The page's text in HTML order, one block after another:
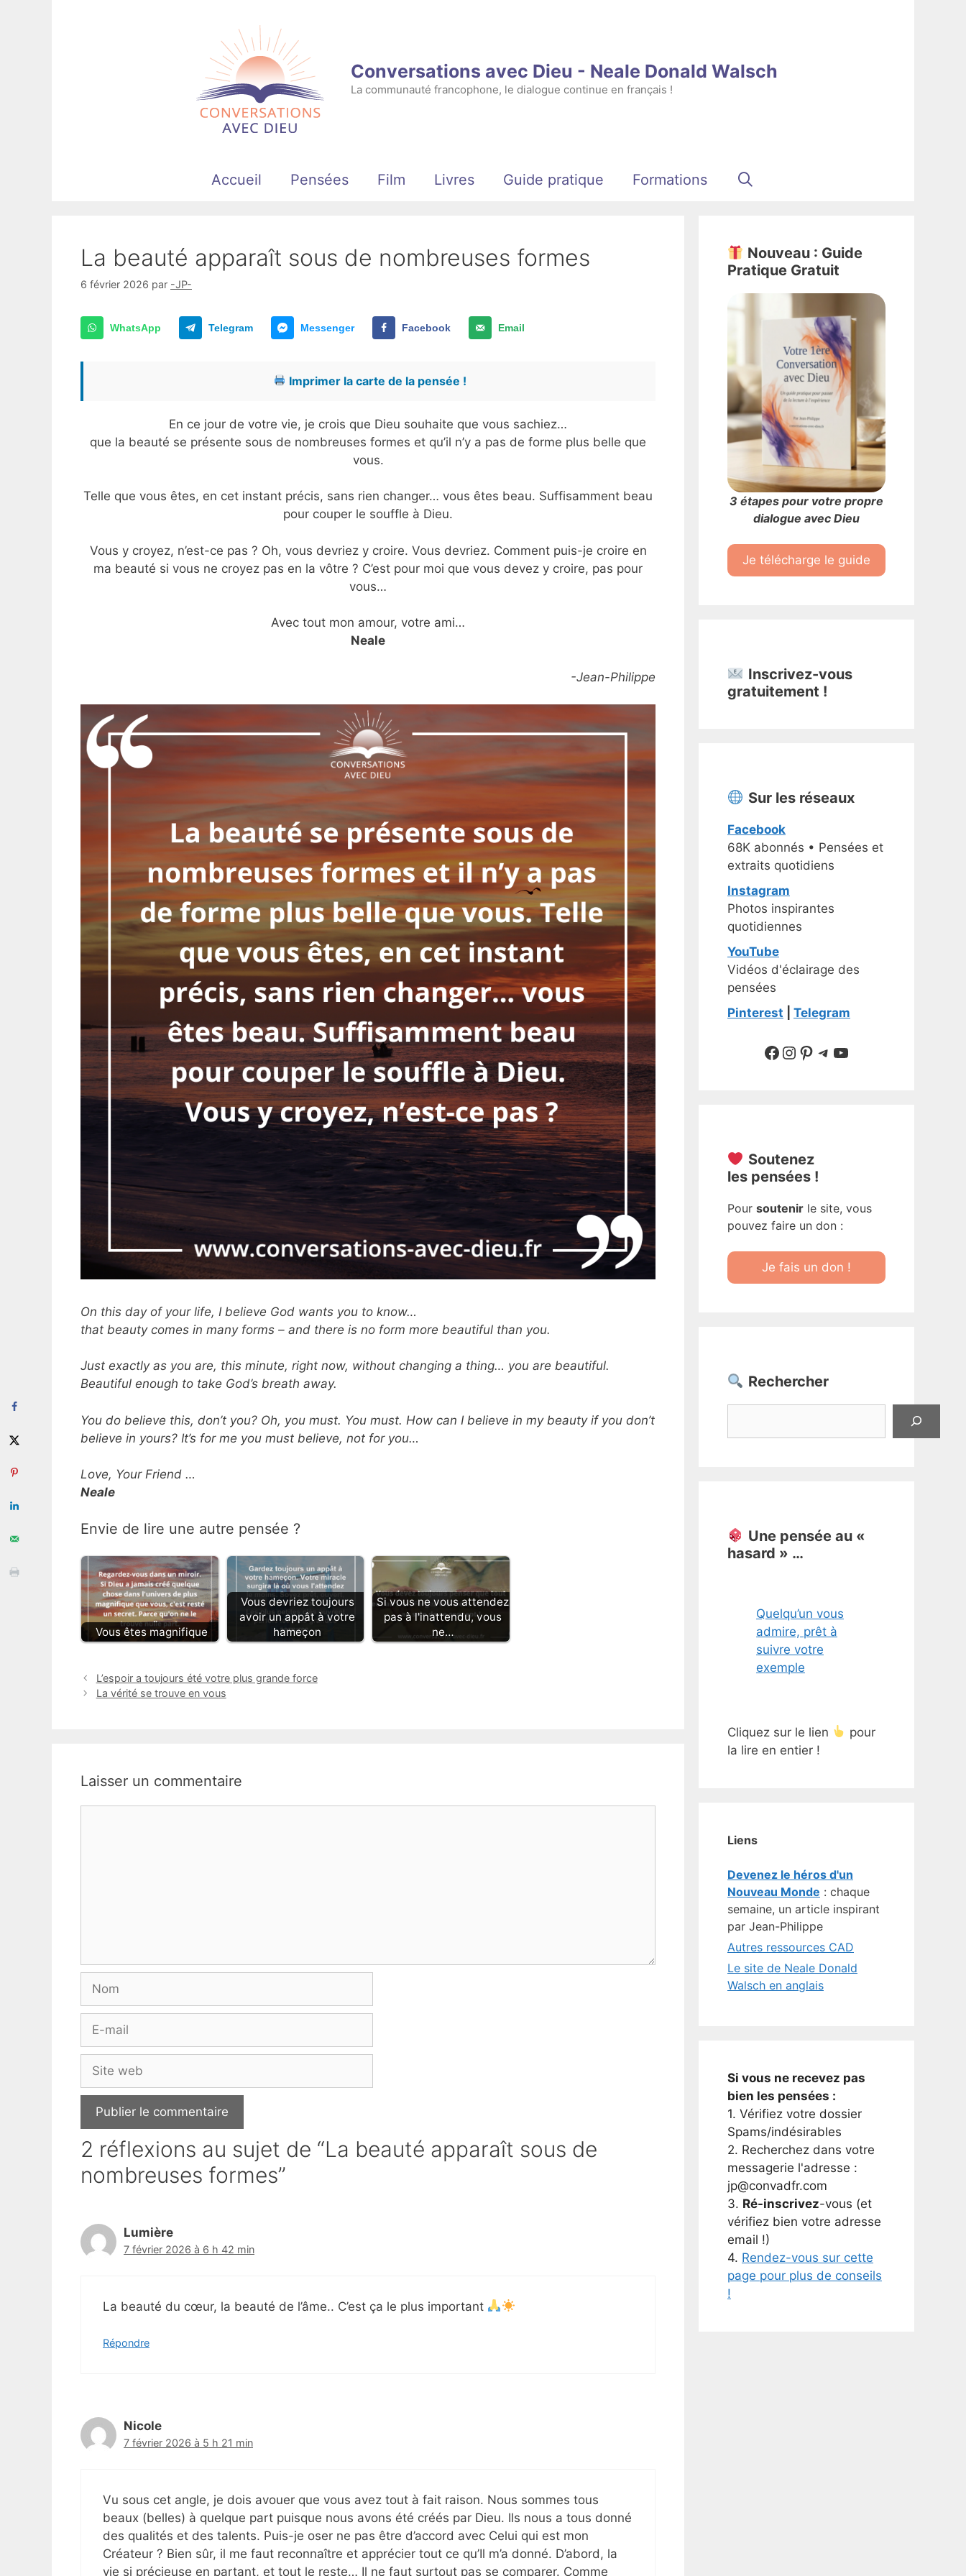
Conversations avec Dieu - Neale Donald Walsch
La communauté francophone, le dialogue continue en français !
Accueil Pensées Film Livres Guide pratique Formations
La beauté apparaît sous de nombreuses formes
6 février 2026 par -JP-
WhatsApp Telegram Messenger Facebook Email
Imprimer la carte de la pensée !
En ce jour de votre vie, je crois que Dieu souhaite que vous sachiez…
que la beauté se présente sous de nombreuses formes et qu’il n’y a pas de forme plus belle que
vous.
Telle que vous êtes, en cet instant précis, sans rien changer… vous êtes beau. Suffisamment beau
pour couper le souffle à Dieu.
Vous y croyez, n’est-ce pas ? Oh, vous devriez y croire. Vous devriez. Comment puis-je croire en
ma beauté si vous ne croyez pas en la vôtre ? C’est pour moi que vous devez y croire, pas pour
vous…
Avec tout mon amour, votre ami…
Neale
-Jean-Philippe
On this day of your life, I believe God wants you to know…
that beauty comes in many forms – and there is no form more beautiful than you.
Just exactly as you are, this minute, right now, without changing a thing… you are beautiful.
Beautiful enough to take God’s breath away.
You do believe this, don’t you? Oh, you must. You must. How can I believe in my beauty if you don’t
believe in yours? It’s for me you must believe, not for you…
Love, Your Friend …
Neale
Envie de lire une autre pensée ?
Vous êtes magnifique
Vous devriez toujours
avoir un appât à votre
hameçon
Si vous ne vous attendez
pas à l'inattendu, vous
ne…
L’espoir a toujours été votre plus grande force
La vérité se trouve en vous
Laisser un commentaire
Nom
Site
web
2 réflexions au sujet de “La beauté apparaît sous de
nombreuses formes”
Lumière
7 février 2026 à 6 h 42 min
La beauté du cœur, la beauté de l’âme.. C’est ça le plus important
Répondre
Nicole
7 février 2026 à 5 h 21 min
Vu sous cet angle, je dois avouer que vous avez tout à fait raison. Nous sommes tous
beaux (belles) à quelque part puisque nous avons été créés par Dieu. Ils nous a tous donné
des qualités et des talents. Puis-je oser ne pas être d’accord avec Celui qui est mon
Créateur ? Bien sûr, il me faut reconnaître et apprécier tout ce qu’Il m’a donné. D’abord, la
vie si précieuse en partant, et tout le reste… Il ne faut surtout pas se comparer. Comme
Nouveau : Guide
Pratique Gratuit
3 étapes pour votre propre
dialogue avec Dieu
Je télécharge le guide
Inscrivez-vous
gratuitement !
Sur les réseaux
Facebook
68K abonnés • Pensées et
extraits quotidiens
Instagram
Photos inspirantes
quotidiennes
YouTube
Vidéos d'éclairage des
pensées
Pinterest
Telegram
Suivre sur Facebook
Suivre sur Instagram
Pinterest
Sur Telegram
YouTube
Soutenez
les pensées !
Pour soutenir le site, vous
pouvez faire un don :
Je fais un don !
Rechercher
Une pensée au «
hasard » …
Quelqu’un vous
admire, prêt à
suivre votre
exemple
Cliquez sur le lien
pour
la lire en entier !
Liens
Devenez le héros d'un
Nouveau Monde : chaque
semaine, un article inspirant
par Jean-Philippe
Autres ressources CAD
Le site de Neale Donald
Walsch en anglais
Si vous ne recevez pas
bien les pensées :
1. Vérifiez votre dossier
Spams/indésirables
2. Recherchez dans votre
messagerie l'adresse :
jp@convadfr.com
3. Ré-inscrivez-vous (et
vérifiez bien votre adresse
email !)
4. Rendez-vous sur cette
page pour plus de conseils
!